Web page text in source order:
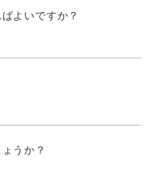
よいですか？
うか？